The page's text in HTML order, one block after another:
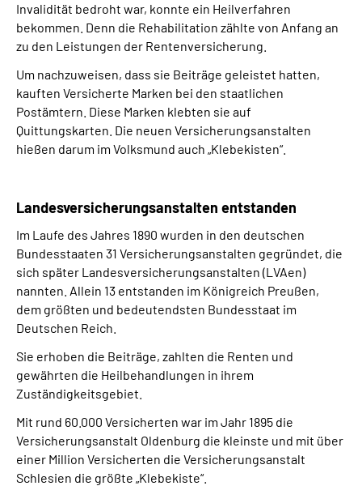
Invalidität bedroht war, konnte ein Heilverfahren
bekommen. Denn die Rehabilitation zählte von Anfang an
zu den Leistungen der Rentenversicherung.
Um nachzuweisen, dass sie Beiträge geleistet hatten,
kauften Versicherte Marken bei den staatlichen
Postämtern. Diese Marken klebten sie auf
Quittungskarten. Die neuen Versicherungsanstalten
hießen darum im Volksmund auch „Klebekisten“.
Landesversicherungsanstalten entstanden
Im Laufe des Jahres 1890 wurden in den deutschen
Bundesstaaten 31 Versicherungsanstalten gegründet, die
sich später Landesversicherungsanstalten (LVAen)
nannten. Allein 13 entstanden im Königreich Preußen,
dem größten und bedeutendsten Bundesstaat im
Deutschen Reich.
Sie erhoben die Beiträge, zahlten die Renten und
gewährten die Heilbehandlungen in ihrem
Zuständigkeitsgebiet.
Mit rund 60.000 Versicherten war im Jahr 1895 die
Versicherungsanstalt Oldenburg die kleinste und mit über
einer Million Versicherten die Versicherungsanstalt
Schlesien die größte „Klebekiste“.